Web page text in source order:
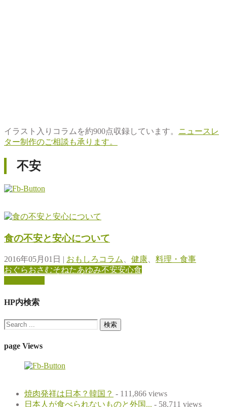
イラスト入りコラムを約900点収録しています。 ニュースレ
ター制作のご相談も承ります。
不安
食の不安と安心について
2016年05月01日 | おもしろコラム 健康
料理・食事
おぐらおさむそねたあゆみ不安安心食
HP内検索
page Views
焼肉発祥は日本？韓国？ - 111,866 views
日本人が食べられないものと外国... - 58,711 views